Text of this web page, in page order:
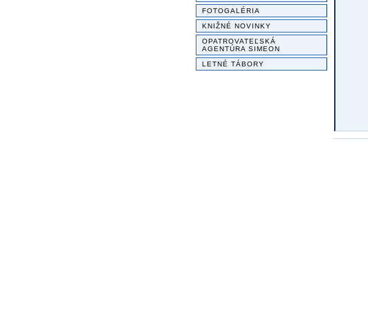
FOTOGALÉRIA
KNIŽNÉ NOVINKY
OPATROVATEĽSKÁ
AGENTÚRA SIMEON
LETNÉ TÁBORY